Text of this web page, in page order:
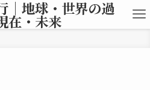
｜地球・世界の過
在・未来